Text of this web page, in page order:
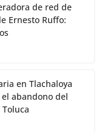
de red de
Ernesto Ruffo:
en Tlachaloya
abandono del